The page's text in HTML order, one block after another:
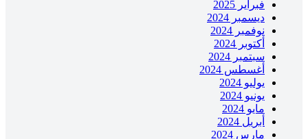
فبراير 2025
ديسمبر 2024
نوفمبر 2024
أكتوبر 2024
سبتمبر 2024
أغسطس 2024
يوليو 2024
يونيو 2024
مايو 2024
أبريل 2024
مارس 2024